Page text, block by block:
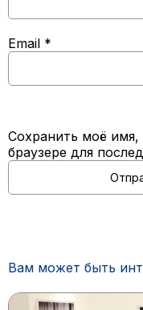
Email *
Сохранить моё имя,
браузере для
Вам может быть